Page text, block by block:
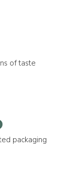
of taste
packaging